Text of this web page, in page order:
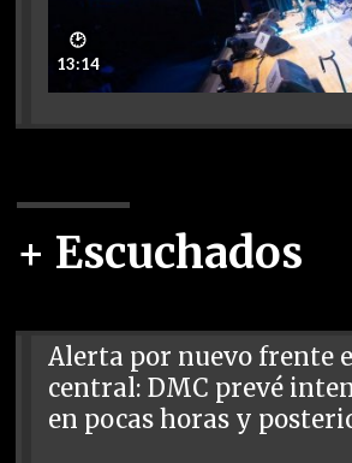
🕑
13:14
+ Escuchados
Alerta por nuevo frente
central: DMC prevé
en pocas horas y